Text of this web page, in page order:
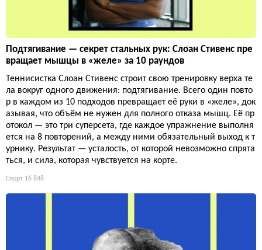
Подтягивание — секрет стальных рук: Слоан Стивенс пре
вращает мышцы в «желе» за 10 раундов
Теннисистка Слоан Стивенс строит свою тренировку верха те
ла вокруг одного движения: подтягивание. Всего один повто
р в каждом из 10 подходов превращает её руки в «желе», док
азывая, что объём не нужен для полного отказа мышц. Её пр
отокол — это три суперсета, где каждое упражнение выполня
ется на 8 повторений, а между ними обязательный выход к т
урнику. Результат — усталость, от которой невозможно спрята
ться, и сила, которая чувствуется на корте.
Спорт 16 848